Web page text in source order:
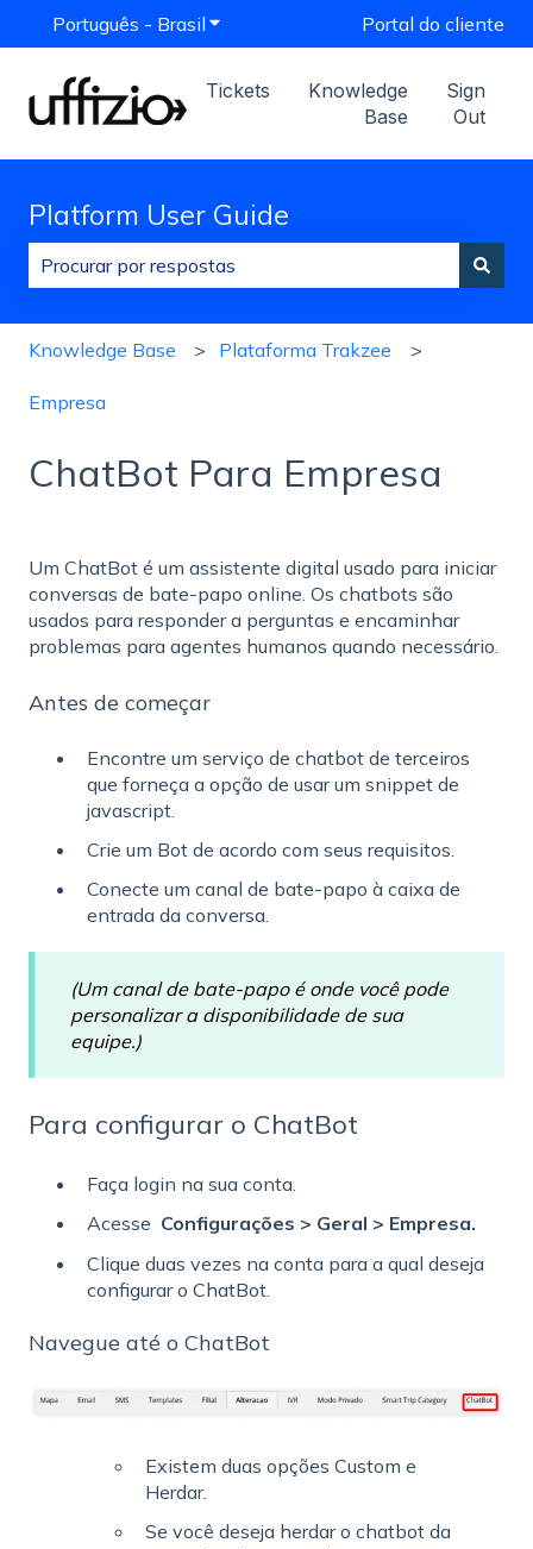
Português - Brasil Mostrar submenu para traduções
Portal do cliente
Tickets
Knowledge
Base
Sign
Out
Platform User Guide
Knowledge Base Plataforma Trakzee
Empresa
ChatBot Para Empresa
Um ChatBot é um assistente digital usado para iniciar
conversas de bate-papo online. Os chatbots são
usados ​​para responder a perguntas e encaminhar
problemas para agentes humanos quando necessário.
Antes de começar
Encontre um serviço de chatbot de terceiros
que forneça a opção de usar um snippet de
javascript.
Crie um Bot de acordo com seus requisitos.
Conecte um canal de bate-papo à caixa de
entrada da conversa.
(Um canal de bate-papo é onde você pode
personalizar a disponibilidade de sua
equipe.)
Para configurar o ChatBot
Faça login na sua conta.
Acesse Configurações > Geral > Empresa.
Clique duas vezes na conta para a qual deseja
configurar o ChatBot.
Navegue até o ChatBot
Existem duas opções Custom e
Herdar.
Se você deseja herdar o chatbot da